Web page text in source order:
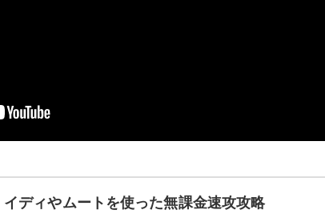
ディやムートを使った無課金速攻攻略